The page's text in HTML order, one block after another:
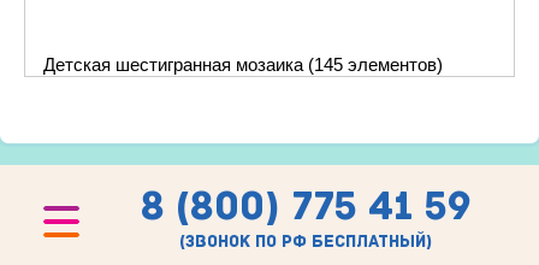
Детская шестигранная мозаика (145 элементов)
8 (800) 775 41 59
(звонок по рф бесплатный)